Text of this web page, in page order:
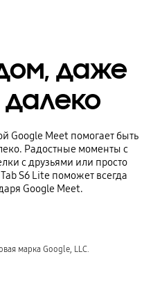
даже
Google Meet помогает быть
Радостные моменты с
с друзьями или просто
S6 Lite поможет всегда
Google Meet.
марка Google, LLC.